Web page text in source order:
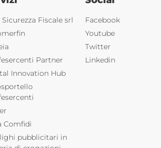
Sicurezza Fiscale srl
Partner
Innovation Hub
Comfidi
pubblicitari in
Facebook
Youtube
Twitter
Linkedin